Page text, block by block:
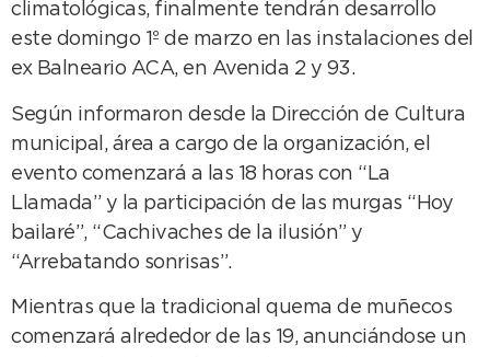
climatológicas, finalmente tendrán desarrollo
este domingo 1º de marzo en las instalaciones del
ex Balneario ACA, en Avenida 2 y 93.
Según informaron desde la Dirección de Cultura
municipal, área a cargo de la organización, el
evento comenzará a las 18 horas con “La
Llamada” y la participación de las murgas “Hoy
bailaré”, “Cachivaches de la ilusión” y
“Arrebatando sonrisas”.
Mientras que la tradicional quema de muñecos
comenzará alrededor de las 19, anunciándose un